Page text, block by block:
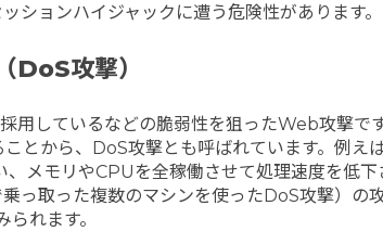
ションハイジャックに遭う危険性があります。
DoS攻撃）
用しているなどの脆弱性を狙ったWeb攻撃で
とから、DoS攻撃とも呼ばれています。 例え
メモリやCPUを全稼働させて処理速度を低下
っ取った複数のマシンを使ったDoS攻撃）の
れます。